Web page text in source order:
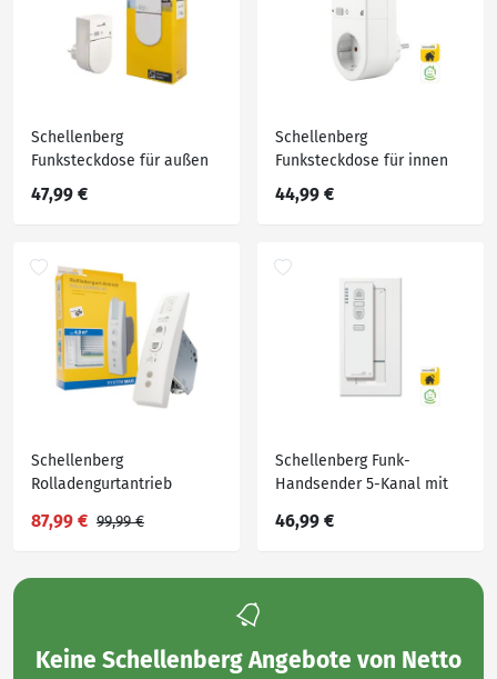
Schellenberg
Funksteckdose für außen
47,99 €
Schellenberg
Funksteckdose für innen
44,99 €
Schellenberg
Rolladengurtantrieb
87,99 € 99,99 €
Schellenberg Funk-
Handsender 5-Kanal mit
46,99 €
Keine Schellenberg Angebote von Netto